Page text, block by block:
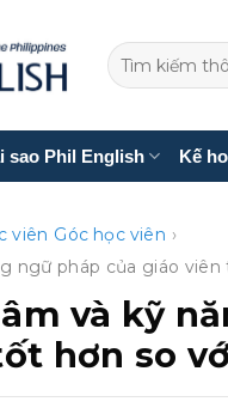
sao Phil English Kế
viên Góc học viên ›
ngữ pháp của giáo
và kỹ
hơn so